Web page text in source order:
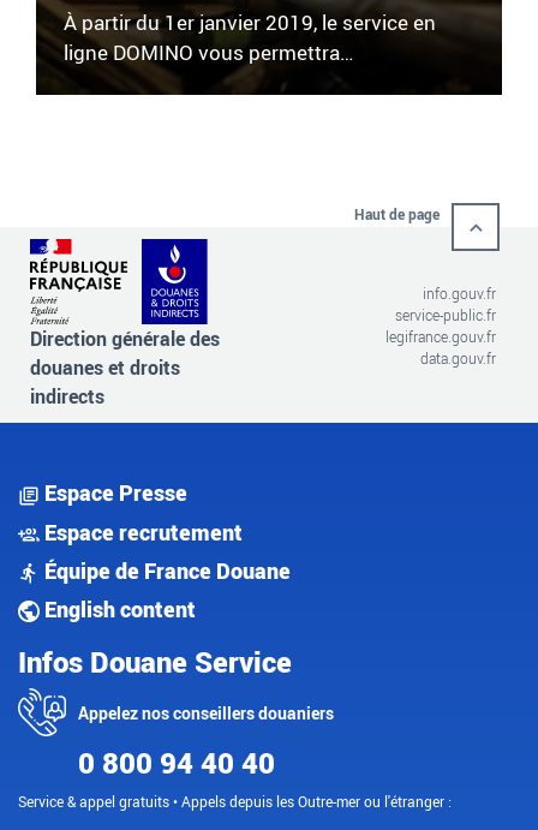
À partir du 1er janvier 2019, le service en
ligne DOMINO vous permettra…
Haut de page
Direction générale des
douanes et droits
indirects
info.gouv.fr
service-public.fr
legifrance.gouv.fr
data.gouv.fr
Espace Presse
Espace recrutement
Équipe de France Douane
English content
Infos Douane Service
Appelez nos conseillers douaniers
0 800 94 40 40
Service & appel gratuits • Appels depuis les Outre-mer ou l'étranger :